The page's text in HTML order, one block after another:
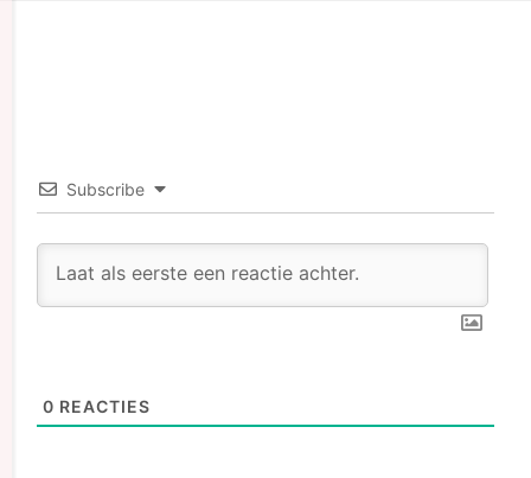
Subscribe
0 REACTIES